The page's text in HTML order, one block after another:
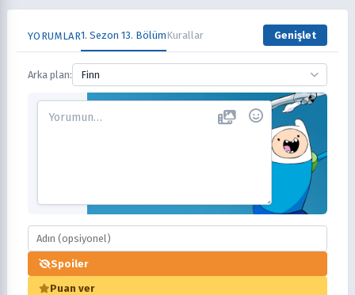
YORUMLAR1. Sezon 13. BölümKurallar Genişlet
Arka plan: Finn
Spoiler
Puan ver